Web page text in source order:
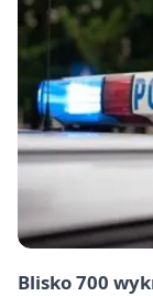
Blisko 700